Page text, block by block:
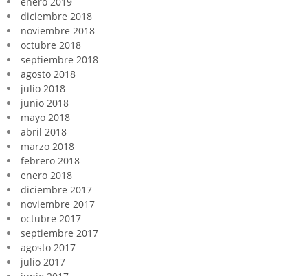
diciembre 2018
noviembre 2018
octubre 2018
septiembre 2018
agosto 2018
julio 2018
junio 2018
mayo 2018
abril 2018
marzo 2018
febrero 2018
enero 2018
diciembre 2017
noviembre 2017
octubre 2017
septiembre 2017
agosto 2017
julio 2017